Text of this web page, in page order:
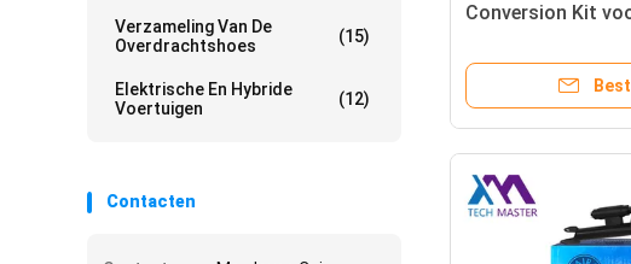
Verzameling Van De
Overdrachtshoes
(15)
Elektrische En Hybride
Voertuigen
(12)
Contacten
Conversion Kit
Achterkant